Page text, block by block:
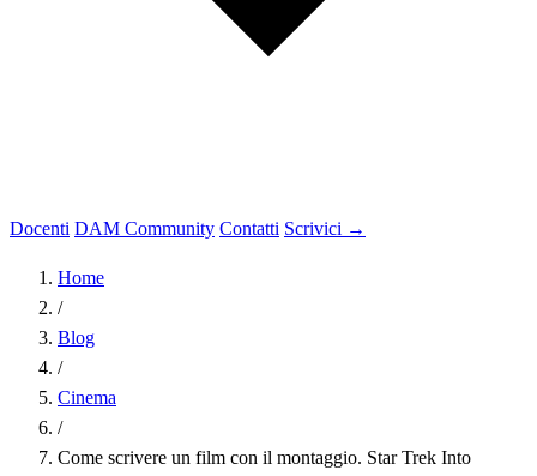
Docenti DAM Community Contatti Scrivici →
Home
/
Blog
/
Cinema
/
Come scrivere un film con il montaggio. Star Trek Into